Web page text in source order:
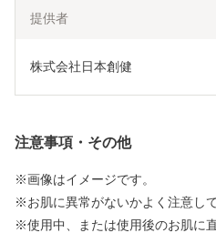
提供者
株式会社日本創健
注意事項・その他
※画像はイメージです。
※お肌に異常がないかよく注意し
※使用中、または使用後のお肌に